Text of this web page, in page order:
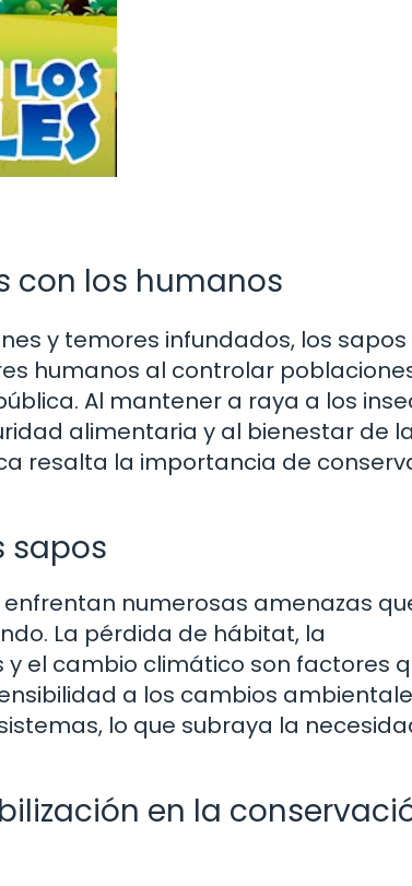
con los humanos
y temores infundados, los sapos
humanos al controlar
Al mantener a raya a los
alimentaria y al bienestar de
resalta la importancia de
sapos
numerosas amenazas
La pérdida de hábitat, la
el cambio climático son factores
a los cambios
lo que subraya la
en la